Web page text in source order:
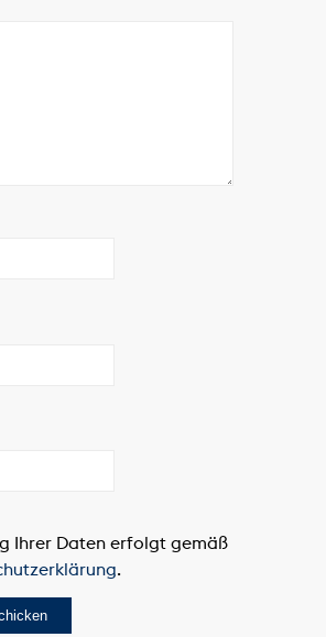
Ihrer Daten erfolgt gemäß
.